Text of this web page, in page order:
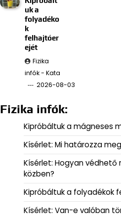
uk a
folyadéko
k
felhajtóer
ejét
Fizika
infók - Kata
2026-08-03
Fizika infók:
Kipróbáltuk a mágneses
Kísérlet: Mi határozza
Kísérlet: Hogyan
közben?
Kipróbáltuk a folyadékok
Kísérlet: Van-e valóban